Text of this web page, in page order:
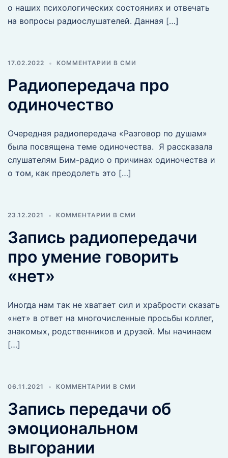
о наших психологических состояниях и отвечать
на вопросы радиослушателей. Данная […]
17.02.2022 КОММЕНТАРИИ В СМИ
Радиопередача про
одиночество
Очередная радиопередача «Разговор по душам»
была посвящена теме одиночества. Я рассказала
слушателям Бим-радио о причинах одиночества и
о том, как преодолеть это […]
23.12.2021 КОММЕНТАРИИ В СМИ
Запись радиопередачи
про умение говорить
«нет»
Иногда нам так не хватает сил и храбрости сказать
«нет» в ответ на многочисленные просьбы коллег,
знакомых, родственников и друзей. Мы начинаем
[…]
06.11.2021 КОММЕНТАРИИ В СМИ
Запись передачи об
эмоциональном
выгорании